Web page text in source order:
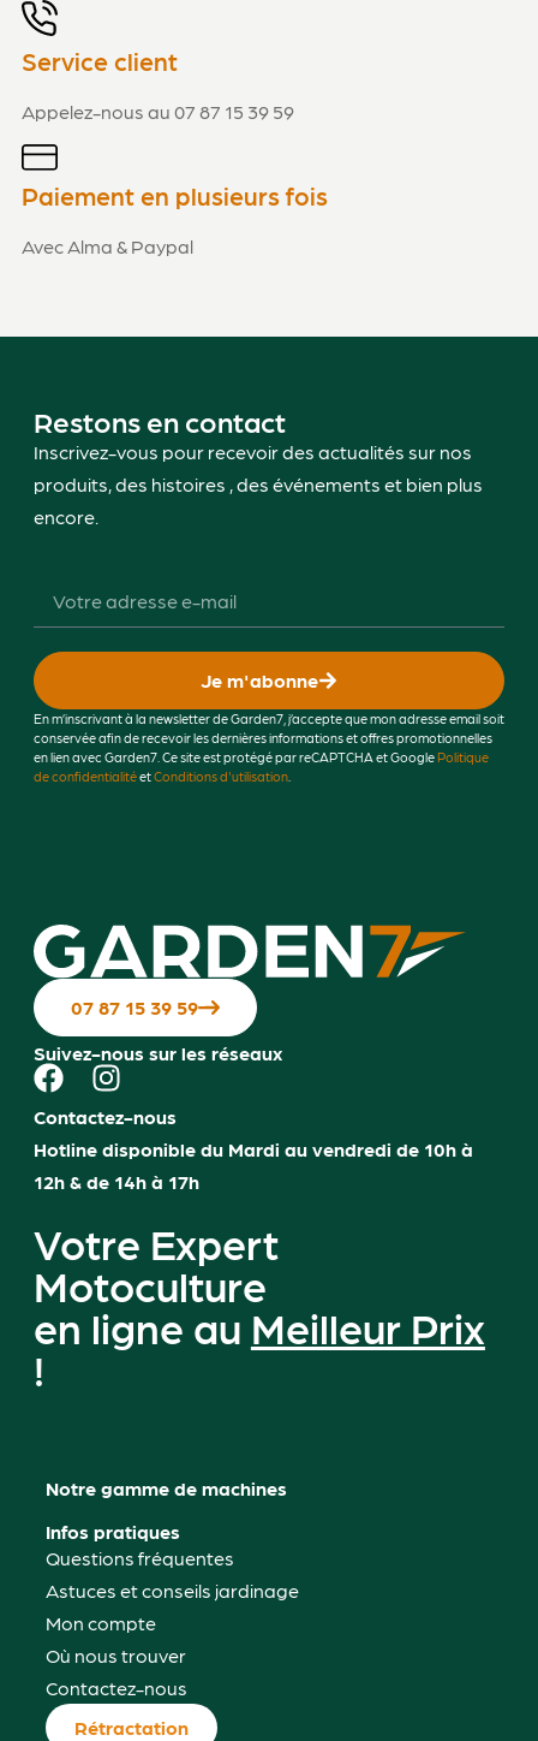
Service client
Appelez-nous au 07 87 15 39 59
Paiement en plusieurs fois
Avec Alma & Paypal
Restons en contact
Inscrivez-vous pour recevoir des actualités sur nos
produits, des histoires , des événements et bien plus
encore.
Je m'abonne
En m’inscrivant à la newsletter de Garden7, j’accepte que mon adresse email soit
conservée afin de recevoir les dernières informations et offres promotionnelles
en lien avec Garden7. Ce site est protégé par reCAPTCHA et GooglePolitique
de confidentialitéetConditions d'utilisation.
07 87 15 39 59
Suivez-nous sur les réseaux
Contactez-nous
Hotline disponible du Mardi au vendredi de 10h à
12h & de 14h à 17h
Votre Expert
Motoculture
en ligne au Meilleur Prix
!
Notre gamme de machines
Infos pratiques
Questions fréquentes
Astuces et conseils jardinage
Mon compte
Où nous trouver
Contactez-nous
Rétractation